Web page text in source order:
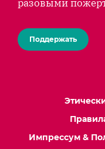
разовыми
Поддержать
Импрессум &